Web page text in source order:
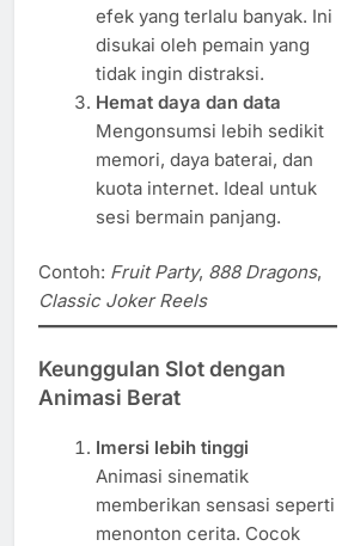
efek yang terlalu banyak. Ini
disukai oleh pemain yang
tidak ingin distraksi.
Hemat daya dan data
Mengonsumsi lebih sedikit
memori, daya baterai, dan
kuota internet. Ideal untuk
sesi bermain panjang.
Contoh: Fruit Party, 888 Dragons,
Classic Joker Reels
Keunggulan Slot dengan
Animasi Berat
Imersi lebih tinggi
Animasi sinematik
memberikan sensasi seperti
menonton cerita. Cocok